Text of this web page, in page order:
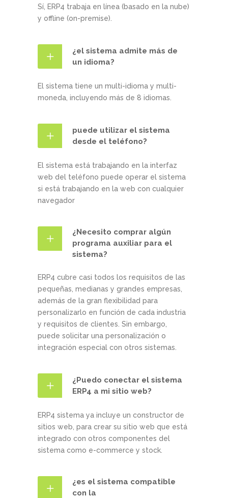
Sí, ERP4 trabaja en línea (basado en la nube)
y offline (on-premise).
¿el sistema admite más de
un idioma?
El sistema tiene un multi-idioma y multi-
moneda, incluyendo más de 8 idiomas.
puede utilizar el sistema
desde el teléfono?
El sistema está trabajando en la interfaz
web del teléfono puede operar el sistema
si está trabajando en la web con cualquier
navegador
¿Necesito comprar algún
programa auxiliar para el
sistema?
ERP4 cubre casi todos los requisitos de las
pequeñas, medianas y grandes empresas,
además de la gran flexibilidad para
personalizarlo en función de cada industria
y requisitos de clientes. Sin embargo,
puede solicitar una personalización o
integración especial con otros sistemas.
¿Puedo conectar el sistema
ERP4 a mi sitio web?
ERP4 sistema ya incluye un constructor de
sitios web, para crear su sitio web que está
integrado con otros componentes del
sistema como e-commerce y stock.
¿es el sistema compatible
con la